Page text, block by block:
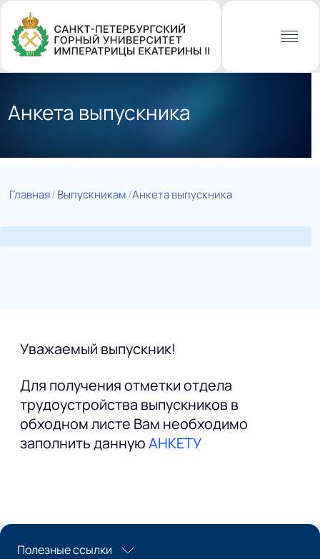
Перейти
основному
содержанию
Анкета выпускника
Главная Выпускникам Анкета выпускника
Уважаемый выпускник!
Для получения отметки отдела
трудоустройства выпускников в
обходном листе Вам необходимо
заполнить даннуюАНКЕТУ
Полезные ссылки